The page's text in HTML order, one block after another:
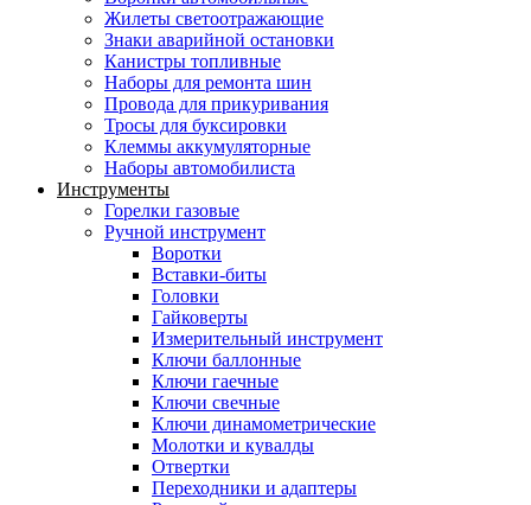
Жилеты светоотражающие
Знаки аварийной остановки
Канистры топливные
Наборы для ремонта шин
Провода для прикуривания
Тросы для буксировки
Клеммы аккумуляторные
Наборы автомобилиста
Инструменты
Горелки газовые
Ручной инструмент
Воротки
Вставки-биты
Головки
Гайковерты
Измерительный инструмент
Ключи баллонные
Ключи гаечные
Ключи свечные
Ключи динамометрические
Молотки и кувалды
Отвертки
Переходники и адаптеры